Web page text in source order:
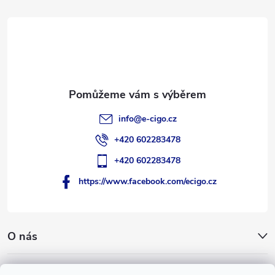
O nás
info@e-cigo.cz
+420 602283478
+420 602283478
https://www.facebook.com/ecigo.cz